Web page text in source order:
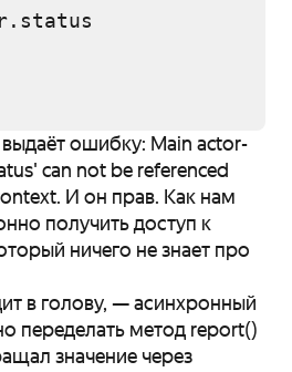
ошибку: Main actor-
can not be referenced
И он прав. Как нам
получить доступ к
ничего не знает про
в голову, — асинхронный
переделать метод report()
значение через